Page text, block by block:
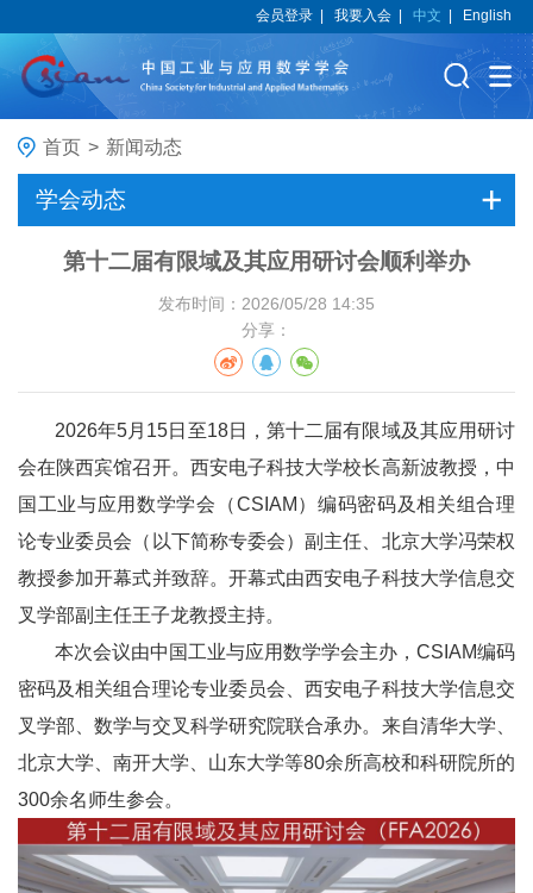
会员登录 |我要入会 |中文 English
首页 > 新闻动态
学会动态
第十二届有限域及其应用研讨会顺利举办
发布时间：2026/05/28 14:35
分享：
2026年5月15日至18日，第十二届有限域及其应用研讨
会在陕西宾馆召开。西安电子科技大学校长高新波教授，中
国工业与应用数学学会（CSIAM）编码密码及相关组合理
论专业委员会（以下简称专委会）副主任、北京大学冯荣权
教授参加开幕式并致辞。开幕式由西安电子科技大学信息交
叉学部副主任王子龙教授主持。
本次会议由中国工业与应用数学学会主办，CSIAM编码
密码及相关组合理论专业委员会、西安电子科技大学信息交
叉学部、数学与交叉科学研究院联合承办。来自清华大学、
北京大学、南开大学、山东大学等80余所高校和科研院所的
300余名师生参会。